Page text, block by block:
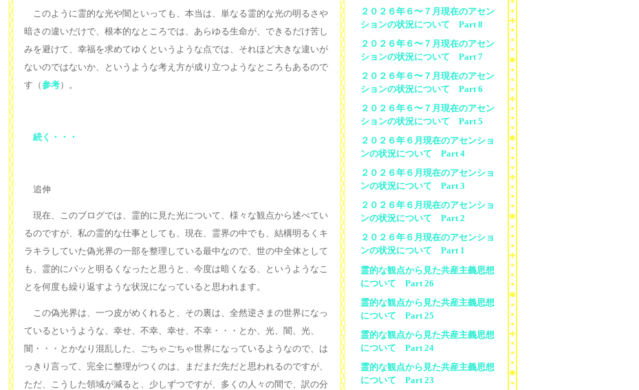
このように霊的な光や闇といっても、本当は、単なる霊的な光の明るさや
暗さの違いだけで、根本的なところでは、あらゆる生命が、できるだけ苦し
みを避けて、幸福を求めてゆくというような点では、それほど大きな違いが
ないのではないか、というような考え方が成り立つようなところもあるので
す（参考）。
続く・・・
追伸
現在、このブログでは、霊的に見た光について、様々な観点から述べてい
るのですが、私の霊的な仕事としても、現在、霊界の中でも、結構明るくキ
ラキラしていた偽光界の一部を整理している最中なので、世の中全体として
も、霊的にパッと明るくなったと思うと、今度は暗くなる、というようなこ
とを何度も繰り返すような状況になっていると思われます。
この偽光界は、一つ皮がめくれると、その裏は、全然逆さまの世界になっ
ているというような、幸せ、不幸、幸せ、不幸・・・とか、光、闇、光、
闇・・・とかなり混乱した、ごちゃごちゃ世界になっているようなので、は
っきり言って、完全に整理がつくのは、まだまだ先だと思われるのですが、
ただ、こうした領域が減ると、少しずつですが、多くの人々の間で、訳の分
２０２６年６〜７月現在のアセン
ションの状況について Part 8
２０２６年６〜７月現在のアセン
ションの状況について Part 7
２０２６年６〜７月現在のアセン
ションの状況について Part 6
２０２６年６〜７月現在のアセン
ションの状況について Part 5
２０２６年６月現在のアセンショ
ンの状況について Part 4
２０２６年６月現在のアセンショ
ンの状況について Part 3
２０２６年６月現在のアセンショ
ンの状況について Part 2
２０２６年６月現在のアセンショ
ンの状況について Part 1
霊的な観点から見た共産主義思想
について Part 26
霊的な観点から見た共産主義思想
について Part 25
霊的な観点から見た共産主義思想
について Part 24
霊的な観点から見た共産主義思想
について Part 23